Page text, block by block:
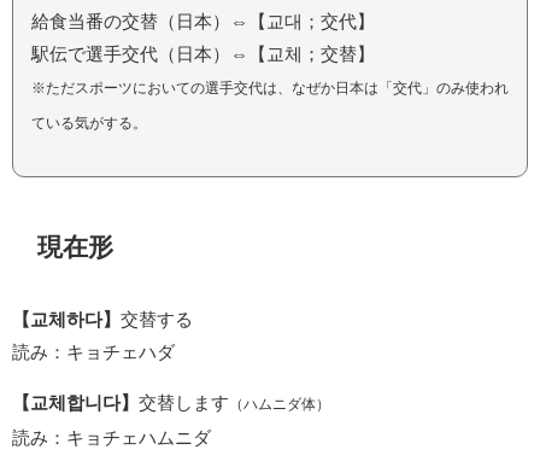
給食当番の交替（日本）⇔【교대；交代】
駅伝で選手交代（日本）⇔【교체；交替】
※ただスポーツにおいての選手交代は、なぜか日本は「交代」のみ使われ
ている気がする。
現在形
【교체하다】 交替する
読み：キョチェハダ
【교체합니다】 交替します （ハムニダ体）
読み：キョチェハムニダ